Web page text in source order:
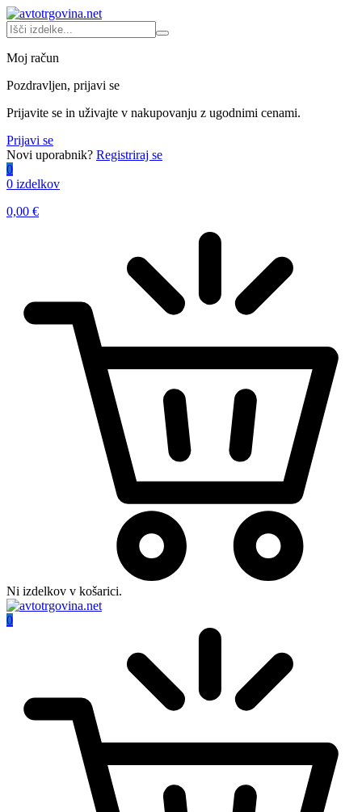
Moj račun
Pozdravljen, prijavi se
Prijavite se in uživajte v nakupovanju z ugodnimi cenami.
Prijavi se
Novi uporabnik? Registriraj se
0
0 izdelkov
0,00 €
Ni izdelkov v košarici.
0